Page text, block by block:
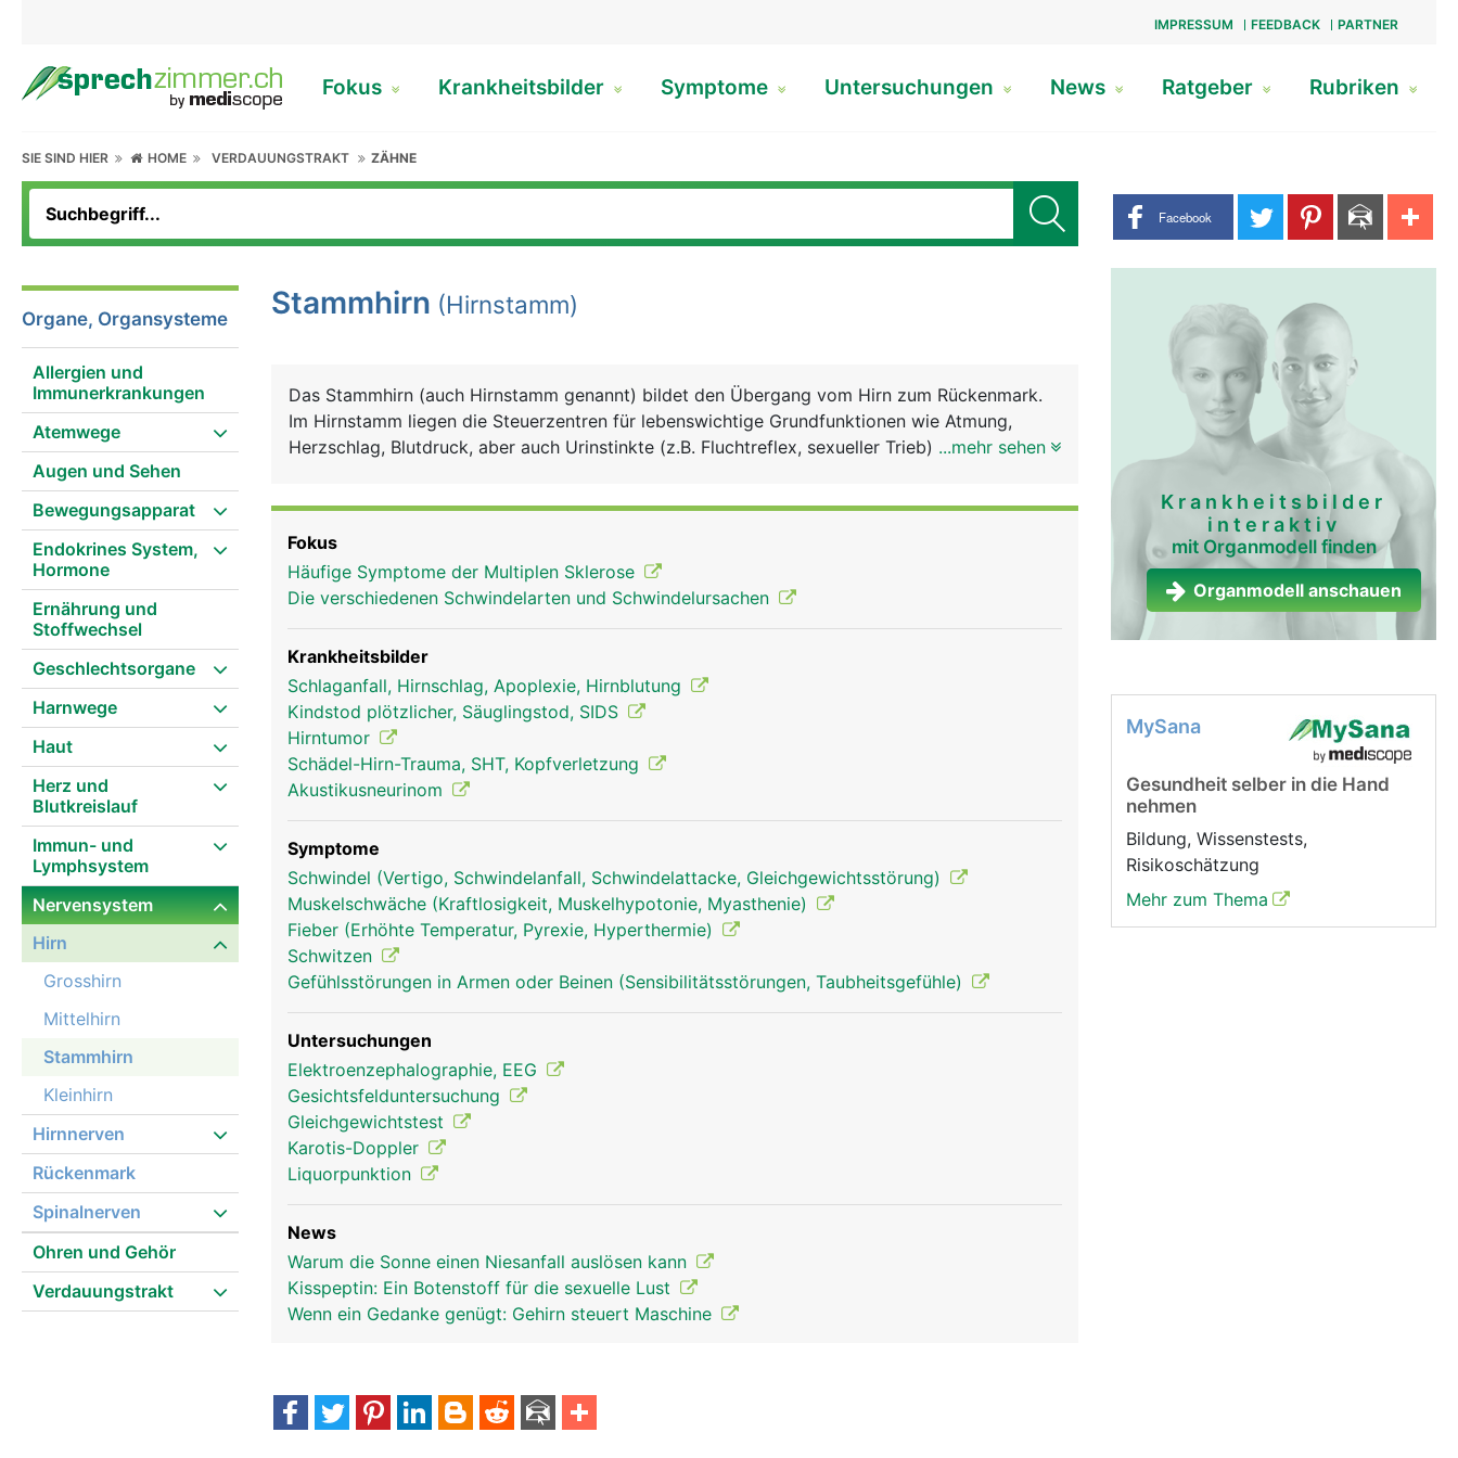
IMPRESSUM FEEDBACK PARTNER
Fokus Krankheitsbilder Symptome Untersuchungen News Ratgeber Rubriken
SIE SIND HIER HOME VERDAUUNGSTRAKT ZÄHNE
Share buttons
Facebook
Organe, Organsysteme
Allergien und
Immunerkrankungen
Atemwege
Augen und Sehen
Bewegungsapparat
Endokrines System,
Hormone
Ernährung und
Stoffwechsel
Geschlechtsorgane
Harnwege
Haut
Herz und
Blutkreislauf
Immun- und
Lymphsystem
Nervensystem
Hirn
Grosshirn
Mittelhirn
Stammhirn
Kleinhirn
Hirnnerven
Rückenmark
Spinalnerven
Ohren und Gehör
Verdauungstrakt
Stammhirn (Hirnstamm)
Das Stammhirn (auch Hirnstamm genannt) bildet den Übergang vom Hirn zum Rückenmark.
Im Hirnstamm liegen die Steuerzentren für lebenswichtige Grundfunktionen wie Atmung,
Herzschlag, Blutdruck, aber auch Urinstinkte (z.B. Fluchtreflex, sexueller Trieb) sowie Reflexe
Stammhirn Frau Stammhirn Mann
...mehr sehen
Fokus
Häufige Symptome der Multiplen Sklerose
Die verschiedenen Schwindelarten und Schwindelursachen
Krankheitsbilder
Schlaganfall, Hirnschlag, Apoplexie, Hirnblutung
Kindstod plötzlicher, Säuglingstod, SIDS
Hirntumor
Schädel-Hirn-Trauma, SHT, Kopfverletzung
Akustikusneurinom
Symptome
Schwindel (Vertigo, Schwindelanfall, Schwindelattacke, Gleichgewichtsstörung)
Muskelschwäche (Kraftlosigkeit, Muskelhypotonie, Myasthenie)
Fieber (Erhöhte Temperatur, Pyrexie, Hyperthermie)
Schwitzen
Gefühlsstörungen in Armen oder Beinen (Sensibilitätsstörungen, Taubheitsgefühle)
Untersuchungen
Elektroenzephalographie, EEG
Gesichtsfelduntersuchung
Gleichgewichtstest
Karotis-Doppler
Liquorpunktion
News
Warum die Sonne einen Niesanfall auslösen kann
Kisspeptin: Ein Botenstoff für die sexuelle Lust
Wenn ein Gedanke genügt: Gehirn steuert Maschine
Krankheitsbilder
interaktiv
mit Organmodell finden
Organmodell anschauen
MySana
Gesundheit selber in die Hand
nehmen
Bildung, Wissenstests,
Risikoschätzung
Mehr zum Thema